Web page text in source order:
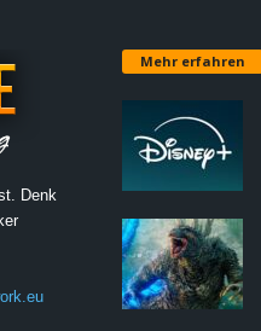
Denk
Mehr erfahren